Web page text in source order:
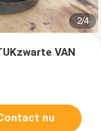
2/4
VAN
nu